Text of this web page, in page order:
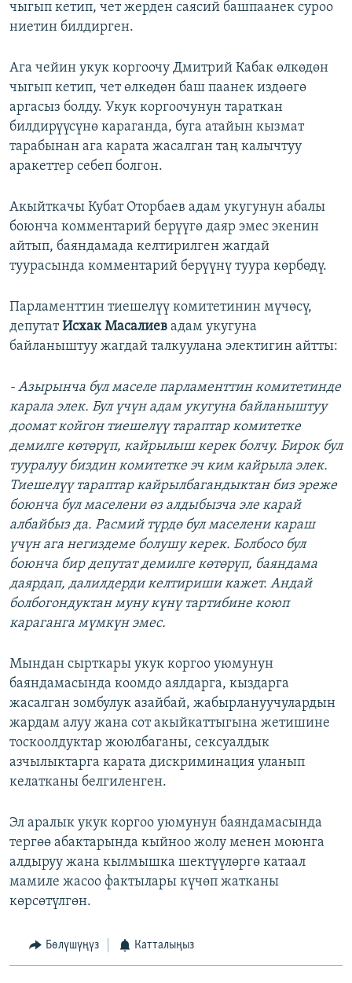
чыгып кетип, чет жерден саясий башпаанек суроо
ниетин билдирген.
Ага чейин укук коргоочу Дмитрий Кабак өлкөдөн
чыгып кетип, чет өлкөдөн баш паанек издөөгө
аргасыз болду. Укук коргоочунун тараткан
билдирүүсүнө караганда, буга атайын кызмат
тарабынан ага карата жасалган таң калычтуу
аракеттер себеп болгон.
Акыйткачы Кубат Оторбаев адам укугунун абалы
боюнча комментарий берүүгө даяр эмес экенин
айтып, баяндамада келтирилген жагдай
туурасында комментарий берүүнү туура көрбөдү.
Парламенттин тиешелүү комитетинин мүчөсү,
депутатИсхак Масалиев адам укугуна
байланыштуу жагдай талкуулана электигин айтты:
- Азырынча бул маселе парламенттин комитетинде
карала элек. Бул үчүн адам укугуна байланыштуу
доомат койгон тиешелүү тараптар комитетке
демилге көтөрүп, кайрылыш керек болчу. Бирок бул
тууралуу биздин комитетке эч ким кайрыла элек.
Тиешелүү тараптар кайрылбагандыктан биз эреже
боюнча бул маселени өз алдыбызча эле карай
албайбыз да. Расмий түрдө бул маселени караш
үчүн ага негиздеме болушу керек. Болбосо бул
боюнча бир депутат демилге көтөрүп, баяндама
даярдап, далилдерди келтириши кажет. Андай
болбогондуктан муну күнү тартибине коюп
караганга мүмкүн эмес.
Мындан сырткары укук коргоо уюмунун
баяндамасында коомдо аялдарга, кыздарга
жасалган зомбулук азайбай, жабырлануучулардын
жардам алуу жана сот акыйкаттыгына жетишине
тоскоолдуктар жоюлбаганы, сексуалдык
азчылыктарга карата дискриминация уланып
келатканы белгиленген.
Эл аралык укук коргоо уюмунун баяндамасында
тергөө абактарында кыйноо жолу менен моюнга
алдыруу жана кылмышка шектүүлөргө катаал
мамиле жасоо фактылары күчөп жатканы
көрсөтүлгөн.
Бөлүшүңүз Катталыңыз